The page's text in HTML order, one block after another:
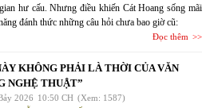
hư cấu. Nhưng điều khiến Cát Hoang sống mãi
đánh thức những câu hỏi chưa bao giờ cũ:
Đọc thêm
KHÔNG PHẢI LÀ THỜI CỦA VĂN
NGHỆ THUẬT”
2026 10:50 CH (Xem: 1587)